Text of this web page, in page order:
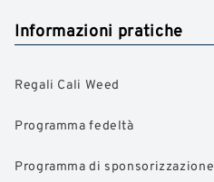
Informazioni pratiche
Regali Cali Weed
Programma fedeltà
Programma di sponsorizzazione